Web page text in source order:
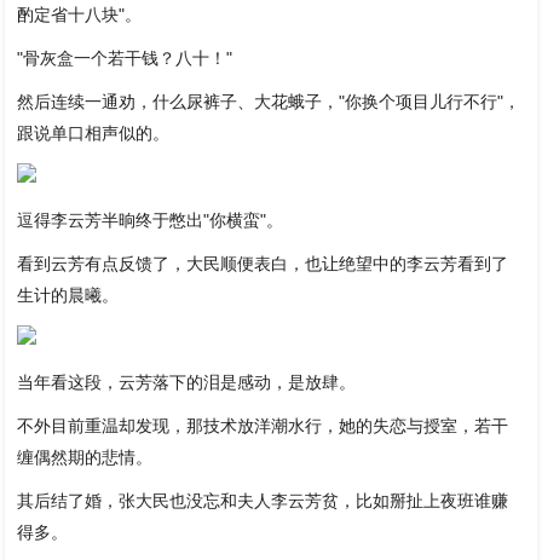
酌定省十八块"。
"骨灰盒一个若干钱？八十！"
然后连续一通劝，什么尿裤子、大花蛾子，"你换个项目儿行不行"，
跟说单口相声似的。
逗得李云芳半晌终于憋出"你横蛮"。
看到云芳有点反馈了，大民顺便表白，也让绝望中的李云芳看到了
生计的晨曦。
当年看这段，云芳落下的泪是感动，是放肆。
不外目前重温却发现，那技术放洋潮水行，她的失恋与授室，若干
缠偶然期的悲情。
其后结了婚，张大民也没忘和夫人李云芳贫，比如掰扯上夜班谁赚
得多。